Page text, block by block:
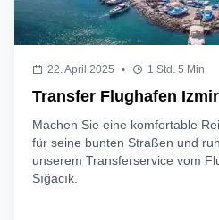
22. April 2025 • 1 Std. 5 Min
Transfer Flughafen Izmir
Machen Sie eine komfortable
für seine bunten Straßen und
unserem Transferservice vom
Sığacık.